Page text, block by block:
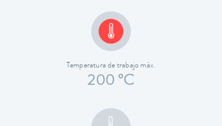
Temperatura de trabajo máx.
200 °C